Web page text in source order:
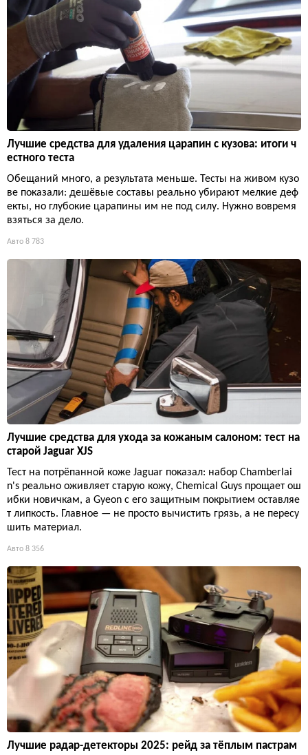
Лучшие средства для удаления царапин с кузова: итоги ч
естного теста
Обещаний много, а результата меньше. Тесты на живом кузо
ве показали: дешёвые составы реально убирают мелкие деф
екты, но глубокие царапины им не под силу. Нужно вовремя
взяться за дело.
Авто 8 783
Лучшие средства для ухода за кожаным салоном: тест на
старой Jaguar XJS
Тест на потрёпанной коже Jaguar показал: набор Chamberlai
n's реально оживляет старую кожу, Chemical Guys прощает ош
ибки новичкам, а Gyeon с его защитным покрытием оставляе
т липкость. Главное — не просто вычистить грязь, а не пересу
шить материал.
Авто 8 356
Лучшие радар-детекторы 2025: рейд за тёплым пастрам